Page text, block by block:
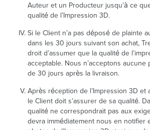
Auteur et un Producteur jusqu’à ce
qualité de l’Impression 3D.
Si le Client n’a pas déposé de plainte
dans les 30 jours suivant son achat,
droit d’assumer que la qualité de
acceptable. Nous n’acceptons aucune
de 30 jours après la livraison.
Après réception de l’Impression 3D et
le Client doit s’assurer de sa qualité.
qualité ne correspondrait pas aux
devra immédiatement nous en notifier